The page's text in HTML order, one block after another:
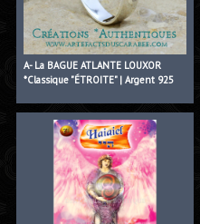
A- La BAGUE ATLANTE LOUXOR
*Classique "ÉTROITE" | Argent 925